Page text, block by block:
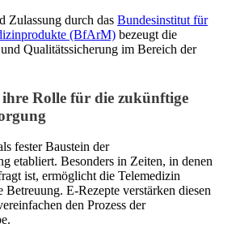
Zulassung durch das Bundesinstitut für
(BfArM) bezeugt die
Qualitätssicherung im Bereich der
Rolle für die zukünftige
fester Baustein der
etabliert. Besonders in Zeiten, in denen
ist, ermöglicht die Telemedizin
Betreuung. E-Rezepte verstärken diesen
den Prozess der